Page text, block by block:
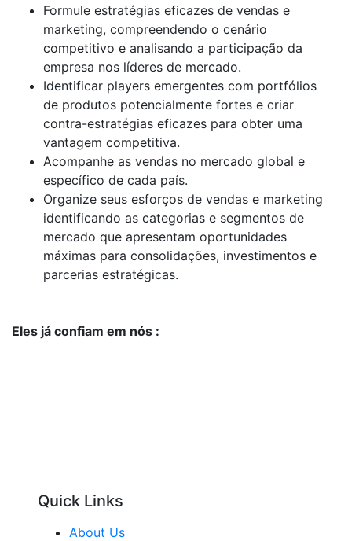
Formule estratégias eficazes de vendas e
marketing, compreendendo o cenário
competitivo e analisando a participação da
empresa nos líderes de mercado.
Identificar players emergentes com portfólios
de produtos potencialmente fortes e criar
contra-estratégias eficazes para obter uma
vantagem competitiva.
Acompanhe as vendas no mercado global e
específico de cada país.
Organize seus esforços de vendas e marketing
identificando as categorias e segmentos de
mercado que apresentam oportunidades
máximas para consolidações, investimentos e
parcerias estratégicas.
Eles já confiam em nós :
Quick Links
About Us